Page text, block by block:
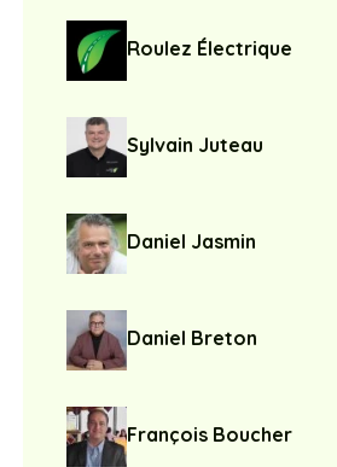
Roulez Électrique
Sylvain Juteau
Daniel Jasmin
Daniel Breton
François Boucher